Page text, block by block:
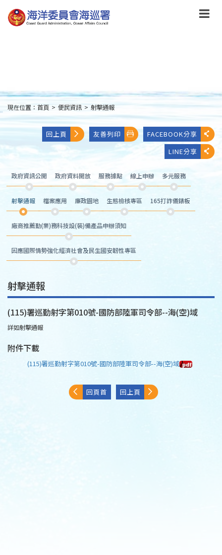
到
主
:::
現在位置： 首頁 > 便民資訊 > 射擊通報
回上頁 友善列印
FACEBOOK分享
LINE分享
政府資訊公開 政府資料開放 服務據點 線上申辦 多元服務
射擊通報 檔案應用 廉政園地 生態檢核專區 165打詐儀錶板
廠商推薦勤(業)務科技設(裝)備產品申辦須知
因應國際情勢強化經濟社會及民生國安韌性專區
射擊通報
(115)署巡勤射字第010號-國防部陸軍司令部--海(空)域
詳如射擊通報
附件下載
(115)署巡勤射字第010號-國防部陸軍司令部--海(空)域
回頁首 回上頁